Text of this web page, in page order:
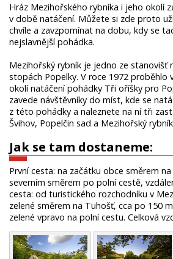
Hráz Mezihořského rybníka i jeho okolí
v době natáčení. Můžete si zde proto
chvíle a zavzpomínat na dobu, kdy se
nejslavnější pohádka.
Mezihořský rybník je jedno ze stanovišť
stopách Popelky. V roce 1972 proběhlo
okolí natáčení pohádky Tři oříšky pro
zavede návštěvníky do míst, kde se
z této pohádky a naleznete na ní tři
Švihov, Popelčin sad a Mezihořský
Jak se tam dostaneme:
První cesta: na začátku obce směrem na
severním směrem po polní cestě,
cesta: od turistického rozchodníku v
zelené směrem na Tuhošť, cca po 150
zelené vpravo na polní cestu. Celková